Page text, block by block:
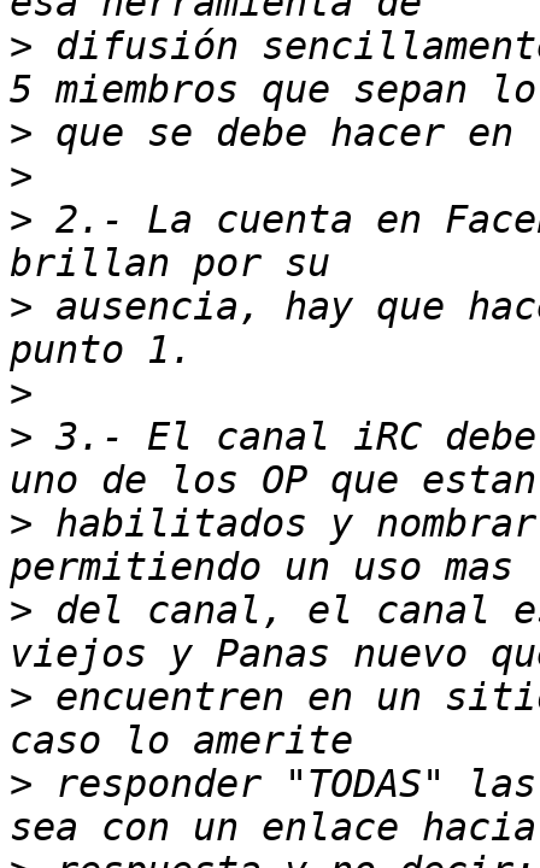
> difusión
>
>
> 2.- La cuenta en
> ausencia, hay que
>
> 3.- El canal iRC debe
> habilitados y nombrar
> del canal, el canal
> encuentren en un
> responder "TODAS"